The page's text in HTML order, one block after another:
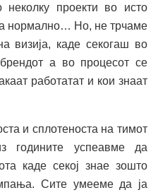
проекти во исто
нормално… Но, не трчаме
визија, каде секогаш во
а во процесот се
работатат и кои знаат
и сплотеноста на тимот
годините успеавме да
каде секој знае зошто
Сите умееме да ја